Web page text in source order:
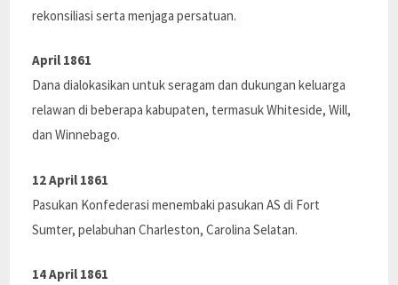
rekonsiliasi serta menjaga persatuan.
April 1861
Dana dialokasikan untuk seragam dan dukungan keluarga
relawan di beberapa kabupaten, termasuk Whiteside, Will,
dan Winnebago.
12 April 1861
Pasukan Konfederasi menembaki pasukan AS di Fort
Sumter, pelabuhan Charleston, Carolina Selatan.
14 April 1861